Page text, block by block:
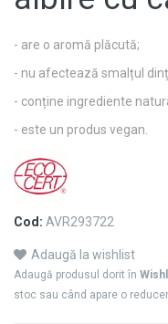
- are o aromă plăcută;
- nu afectează smalțul
- conține ingrediente
- este un produs vegan.
Cod: AVR293722
Adaugă la wishlist
Adaugă produsul dorit în
stoc sau când apare o